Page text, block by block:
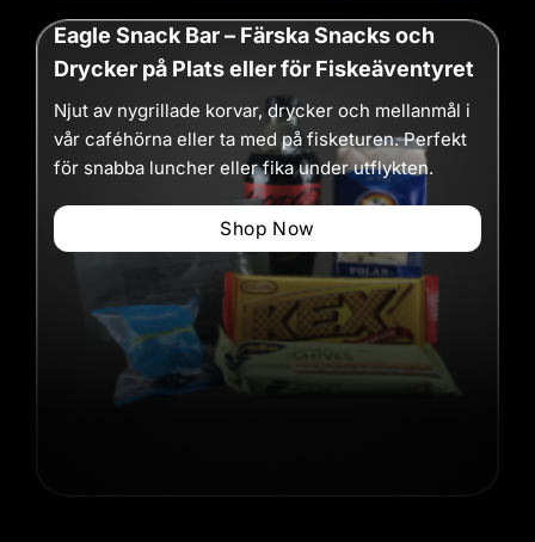
Eagle Snack Bar – Färska Snacks och
Drycker på Plats eller för Fiskeäventyret
Njut av nygrillade korvar, drycker och mellanmål i
vår caféhörna eller ta med på fisketuren. Perfekt
för snabba luncher eller fika under utflykten.
Shop Now